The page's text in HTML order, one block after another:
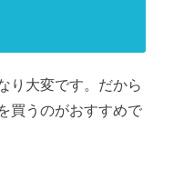
り大変です。だから
買うのがおすすめで